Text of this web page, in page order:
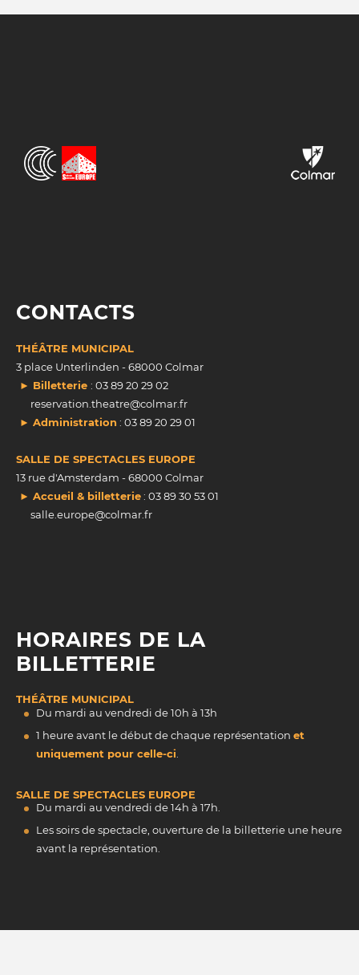
CONTACTS
THÉÂTRE MUNICIPAL
3 place Unterlinden - 68000 Colmar
► Billetterie : 03 89 20 29 02
reservation.theatre@colmar.fr
► Administration : 03 89 20 29 01
SALLE DE SPECTACLES EUROPE
13 rue d'Amsterdam - 68000 Colmar
► Accueil & billetterie: 03 89 30 53 01
salle.europe@colmar.fr
HORAIRES DE LA
BILLETTERIE
THÉÂTRE MUNICIPAL
Du mardi au vendredi de 10h à 13h
1 heure avant le début de chaque représentation et
uniquement pour celle-ci
SALLE DE SPECTACLES EUROPE
Du mardi au vendredi de 14h à 17h.
Les soirs de spectacle, ouverture de la billetterie une heure
avant la représentation.